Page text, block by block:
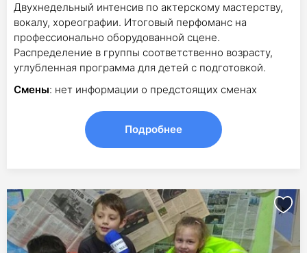
Двухнедельный интенсив по актерскому мастерству,
вокалу, хореографии. Итоговый перфоманс на
профессионально оборудованной сцене.
Распределение в группы соответственно возрасту,
углубленная программа для детей с подготовкой.
Смены: нет информации о предстоящих сменах
Подробнее